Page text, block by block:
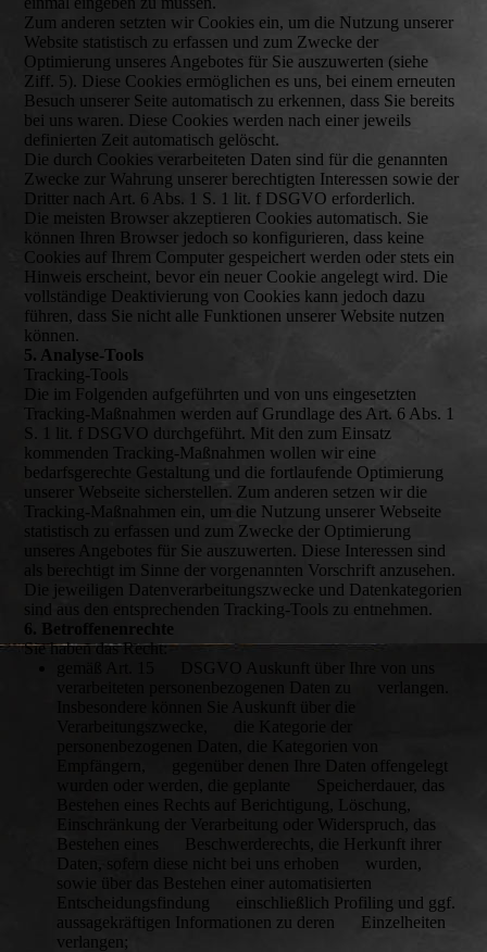
Zum anderen setzten wir Cookies ein, um die Nutzung unserer
Website statistisch zu erfassen und zum Zwecke der
Optimierung unseres Angebotes für Sie auszuwerten (siehe
Ziff. 5). Diese Cookies ermöglichen es uns, bei einem erneuten
Besuch unserer Seite automatisch zu erkennen, dass Sie bereits
bei uns waren. Diese Cookies werden nach einer jeweils
definierten Zeit automatisch gelöscht.
Die durch Cookies verarbeiteten Daten sind für die genannten
Zwecke zur Wahrung unserer berechtigten Interessen sowie der
Dritter nach Art. 6 Abs. 1 S. 1 lit. f DSGVO erforderlich.
Die meisten Browser akzeptieren Cookies automatisch. Sie
können Ihren Browser jedoch so konfigurieren, dass keine
Cookies auf Ihrem Computer gespeichert werden oder stets ein
Hinweis erscheint, bevor ein neuer Cookie angelegt wird. Die
vollständige Deaktivierung von Cookies kann jedoch dazu
führen, dass Sie nicht alle Funktionen unserer Website nutzen
können.
5. Analyse-Tools
Tracking-Tools
Die im Folgenden aufgeführten und von uns eingesetzten
Tracking-Maßnahmen werden auf Grundlage des Art. 6 Abs. 1
S. 1 lit. f DSGVO durchgeführt. Mit den zum Einsatz
kommenden Tracking-Maßnahmen wollen wir eine
bedarfsgerechte Gestaltung und die fortlaufende Optimierung
unserer Webseite sicherstellen. Zum anderen setzen wir die
Tracking-Maßnahmen ein, um die Nutzung unserer Webseite
statistisch zu erfassen und zum Zwecke der Optimierung
unseres Angebotes für Sie auszuwerten. Diese Interessen sind
als berechtigt im Sinne der vorgenannten Vorschrift anzusehen.
Die jeweiligen Datenverarbeitungszwecke und Datenkategorien
sind aus den entsprechenden Tracking-Tools zu entnehmen.
6. Betroffenenrechte
Sie haben das Recht:
gemäß Art. 15 DSGVO Auskunft über Ihre von uns
verarbeiteten personenbezogenen Daten zu verlangen.
Insbesondere können Sie Auskunft über die
Verarbeitungszwecke, die Kategorie der
personenbezogenen Daten, die Kategorien von
Empfängern, gegenüber denen Ihre Daten offengelegt
wurden oder werden, die geplante Speicherdauer, das
Bestehen eines Rechts auf Berichtigung, Löschung,
Einschränkung der Verarbeitung oder Widerspruch, das
Bestehen eines Beschwerderechts, die Herkunft ihrer
Daten, sofern diese nicht bei uns erhoben wurden,
sowie über das Bestehen einer automatisierten
Entscheidungsfindung einschließlich Profiling und ggf.
aussagekräftigen Informationen zu deren Einzelheiten
verlangen;